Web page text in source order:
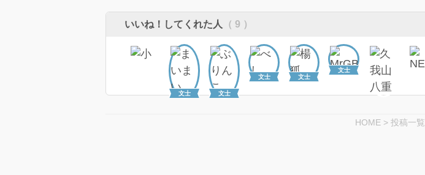
いいね！してくれた人 （ 9 ）
文士 文士
文士 文士
文士
HOME > 投稿一覧